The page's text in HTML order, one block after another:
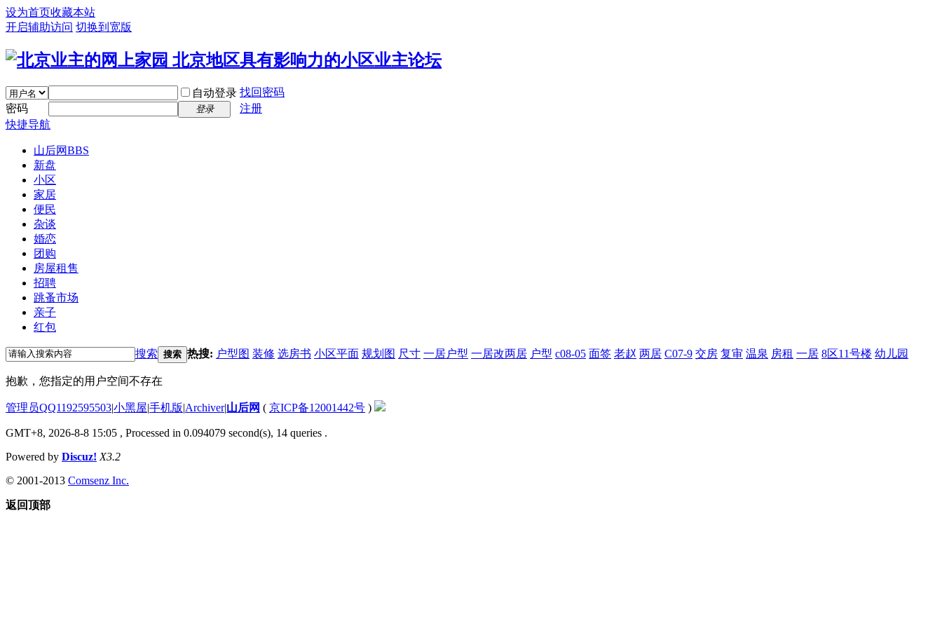
设为首页收藏本站
开启辅助访问 切换到宽版
自动登录 找回密码
密码
登录
注册
快捷导航
山后网BBS
新盘
小区
家居
便民
杂谈
婚恋
团购
房屋租售
招聘
跳蚤市场
亲子
红包
搜索 搜索 热搜: 户型图 装修 选房书 小区平面 规划图 尺寸 一居户型 一居改两居 户型 c08-05 面签 老赵 两居 C07-9 交房 复审 温泉 房租 一居 8区11号楼 幼儿园
抱歉，您指定的用户空间不存在
管理员QQ1192595503|小黑屋|手机版|Archiver|山后网 ( 京ICP备12001442号 )
GMT+8, 2026-8-8 15:05 , Processed in 0.094079 second(s), 14 queries .
Powered by Discuz! X3.2
© 2001-2013 Comsenz Inc.
返回顶部